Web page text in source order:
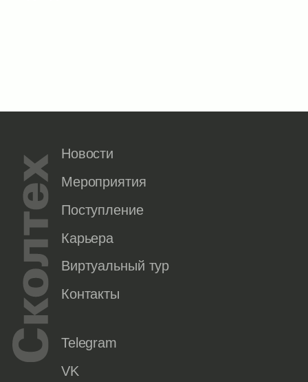
Новости
Мероприятия
Поступление
Карьера
Виртуальный тур
Контакты
Telegram
VK